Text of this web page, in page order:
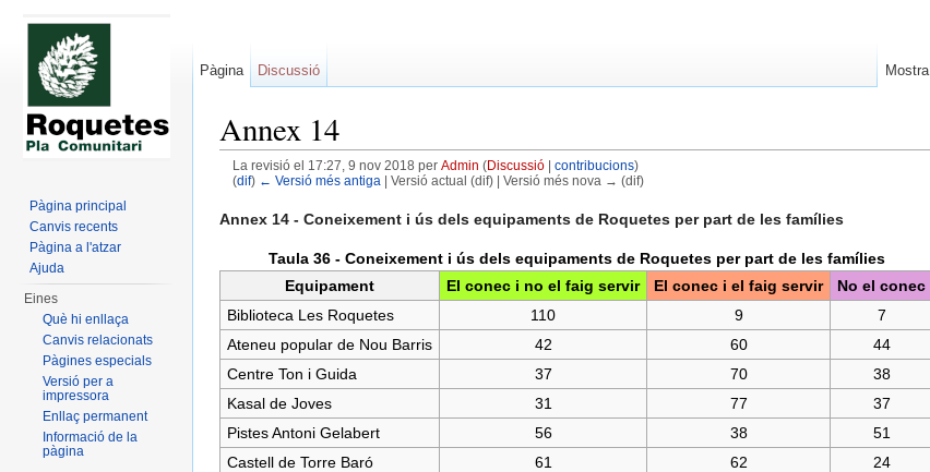
Annex 14
La revisió el 17:27, 9 nov 2018 per Admin (Discussió| contribucions)
(dif) ← Versió més antiga | Versió actual (dif) | Versió més nova → (dif)
Annex 14 - Coneixement i ús dels equipaments de Roquetes per part de les famílies
Taula 36 - Coneixement i ús dels equipaments de Roquetes per part de les famílies
Equipament
El conec i no el faig servir El conec i el faig servir
No el conec
Biblioteca Les Roquetes
110 9
7
Ateneu popular de Nou Barris
42 60
44
Centre Ton i Guida
37 70
38
Kasal de Joves
31 77
37
Pistes Antoni Gelabert
56 38
51
Castell de Torre Baró
61 62
24
Pàgina Discussió Mostra
Pàgina principal
Canvis recents
Pàgina a l'atzar
Ajuda
Eines
Què hi enllaça
Canvis relacionats
Pàgines especials
Versió per a
impressora
Enllaç permanent
Informació de la
pàgina